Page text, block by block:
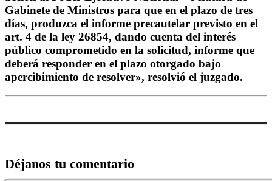
Gabinete de Ministros para que en el plazo de tres
días, produzca el informe precautelar previsto en el
art. 4 de la ley 26854, dando cuenta del interés
público comprometido en la solicitud, informe que
deberá responder en el plazo otorgado bajo
apercibimiento de resolver», resolvió el juzgado.
Déjanos tu comentario